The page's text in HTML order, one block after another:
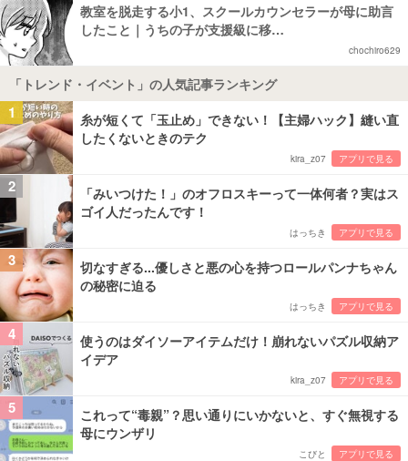
教室を脱走する小1、スクールカウンセラーが母に助言
したこと｜うちの子が支援級に移…
chochiro629
「トレンド・イベント」の人気記事ランキング
1
糸が短くて「玉止め」できない！【主婦ハック】縫い直
したくないときのテク
kira_z07 アプリで見る
2
「みいつけた！」のオフロスキーって一体何者？実はス
ゴイ人だったんです！
はっちき アプリで見る
3
切なすぎる...優しさと悪の心を持つロールパンナちゃん
の秘密に迫る
はっちき アプリで見る
4
使うのはダイソーアイテムだけ！崩れないパズル収納ア
イデア
kira_z07 アプリで見る
5
これって“毒親”？思い通りにいかないと、すぐ無視する
母にウンザリ
こびと アプリで見る